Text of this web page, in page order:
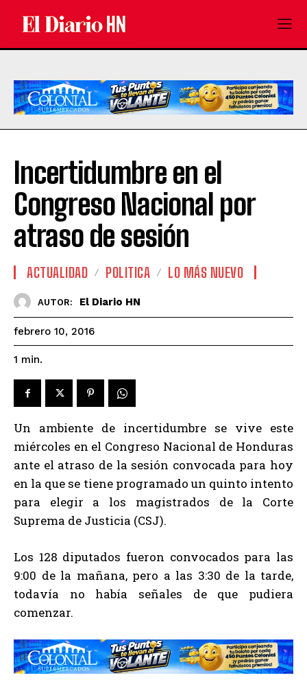
Incertidumbre en el
Congreso Nacional por
atraso de sesión
ACTUALIDAD POLITICA LO MÁS NUEVO
AUTOR: El Diario HN
febrero 10, 2016
1 min.
Un ambiente de incertidumbre se vive este
miércoles en el Congreso Nacional de Honduras
ante el atraso de la sesión convocada para hoy
en la que se tiene programado un quinto intento
para elegir a los magistrados de la Corte
Suprema de Justicia (CSJ).
Los 128 diputados fueron convocados para las
9:00 de la mañana, pero a las 3:30 de la tarde,
todavía no había señales de que pudiera
comenzar.